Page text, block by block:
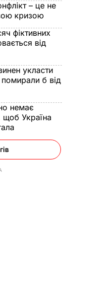
– це не
кризою
фіктивних
від
укласти
б від
немає
щоб Україна